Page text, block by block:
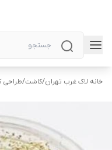
خانه لاک غرب تهران/کاشت/طراحی